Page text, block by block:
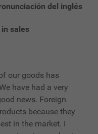
del inglés
sales
our goods has
have had a very
news. Foreign
because they
in the market. I